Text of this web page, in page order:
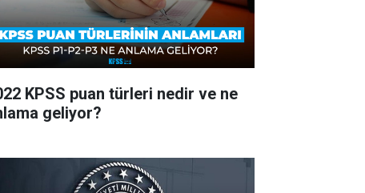
KPSS puan türleri nedir ve ne
geliyor?